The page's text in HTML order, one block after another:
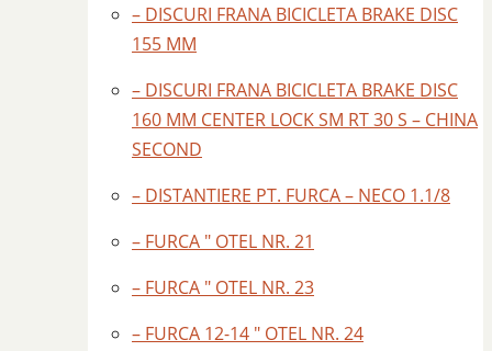
– DISCURI FRANA BICICLETA BRAKE DISC
155 MM
– DISCURI FRANA BICICLETA BRAKE DISC
160 MM CENTER LOCK SM RT 30 S – CHINA
SECOND
– DISTANTIERE PT. FURCA – NECO 1.1/8
– FURCA ″ OTEL NR. 21
– FURCA ″ OTEL NR. 23
– FURCA 12-14 ″ OTEL NR. 24